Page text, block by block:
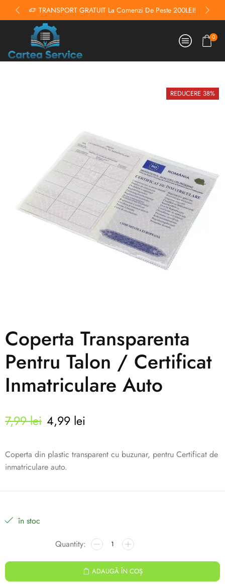
TRANSPORT GRATUIT La Comenzi De Peste 200LEI!
0
REDUCERE 38%
Coperta Transparenta
Pentru Talon / Certificat
Inmatriculare Auto
7,99lei 4,99 lei
Coperta din plastic transparent cu buzunar, pentru Certificat de
inmatriculare auto.
în stoc
ADAUGĂ ÎN COȘ